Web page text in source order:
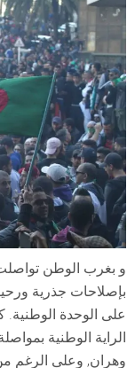
و بغرب الوطن
بإصلاحات جذرية
على الوحدة الوطنية.
الراية الوطنية
وهران, وعلى الرغم